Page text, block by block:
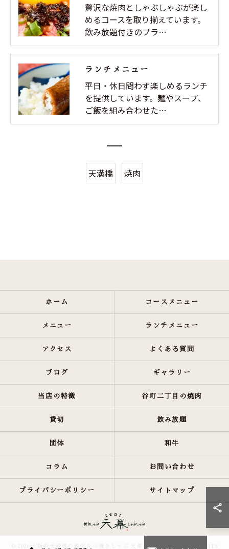
贅沢な焼肉としゃぶしゃぶが楽し
めるコースを取り揃えています。
飲み放題付きのプラ…
ランチメニュー
平日・休日問わず楽しめるランチ
を提供しています。麺やスープ、
ご飯を組み合わせた…
天満橋 焼肉
ホーム コースメニュー
メニュー ランチメニュー
アクセス よくある質問
ブログ ギャラリー
当店の特徴 谷町二丁目の焼肉
貸切 飲み放題
団体 和牛
コラム お問い合わせ
プライバシーポリシー サイトマップ
© 2026 大阪府天満橋の焼肉なら焼きしゃぶ 天幕 しゃぶしゃぶ ALL RIGHTS